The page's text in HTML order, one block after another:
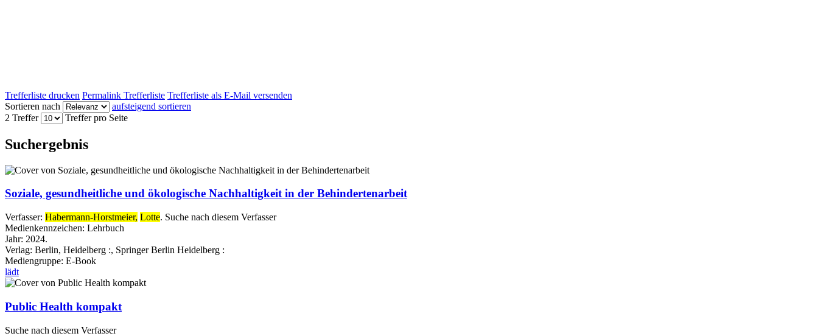
Trefferliste drucken Permalink Trefferliste Trefferliste als E-Mail versenden
Sortieren nach
aufsteigend sortieren
2 Treffer
Treffer pro Seite
Suchergebnis
Soziale, gesundheitliche und ökologische Nachhaltigkeit in der Behindertenarbeit
Verfasser: Habermann-Horstmeier, Lotte. Suche nach diesem Verfasser
Medienkennzeichen: Lehrbuch
Jahr: 2024.
Verlag: Berlin, Heidelberg :, Springer Berlin Heidelberg :
Mediengruppe: E-Book
lädt
Public Health kompakt
Suche nach diesem Verfasser